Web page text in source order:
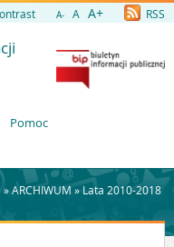
A- A A+ RSS
Pomoc
»ARCHIWUM » Lata 2010-2018